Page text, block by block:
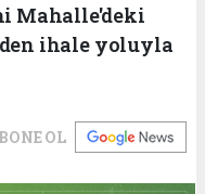
Mahalle'deki
ihale yoluyla
OL